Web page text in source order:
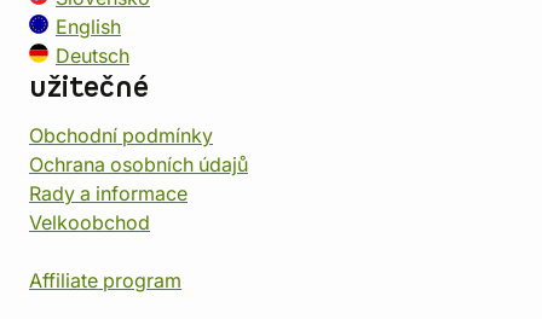
English
Deutsch
užitečné
Obchodní podmínky
Ochrana osobních údajů
Rady a informace
Velkoobchod
Affiliate program